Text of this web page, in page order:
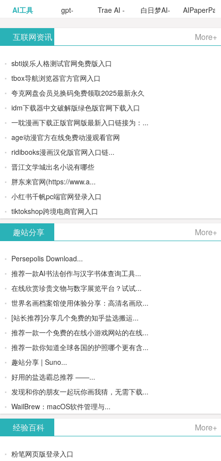
巾帼网
更多>>
AI工具 gpt-
OpenAI最
新AI图像
生成器
Trae AI -
境/深度集
成
Doubao-
1.5-pro与
白日梦AI-
- AI论文写
高质量
PPT
互联网资讯 More+
sbti娱乐人格测试官网免费版入口
tbox导航浏览器官方官网入口
夸克网盘会员兑换码免费领取2025最新永久
idm下载器中文破解版绿色版官网下载入口
一耽漫画下载正版官网版最新入口链接为：...
age动漫官方在线免费动漫观看官网
ridibooks漫画汉化版官网入口链...
晋江文学城出名小说有哪些
胖东来官网(https://www.a...
小红书千帆pc端官网登录入口
tiktokshop跨境电商官网入口
趣站分享 More+
Persepolis Download...
推荐一款AI书法创作与汉字书体查询工具...
在线欣赏珍贵文物与数字展览平台？试试...
世界名画档案馆使用体验分享：高清名画欣...
[站长推荐]分享几个免费的知乎盐选搬运...
推荐一款一个免费的在线小游戏网站的在线...
推荐一款你知道全球各国的护照哪个更有含...
趣站分享 | Suno...
好用的盐选霸总推荐 ——...
发现和你的朋友一起玩你画我猜，无需下载...
WailBrew：macOS软件管理与...
经验百科 More+
粉笔网页版登录入口